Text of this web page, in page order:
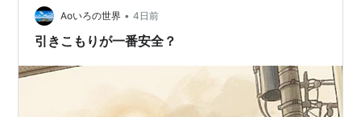
手足のしびれ感や頭痛
発生しやすい条件
風があまりないような日
Aoいろの世界 • 4日前
引きこもりが一番安全？